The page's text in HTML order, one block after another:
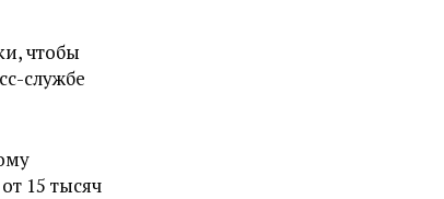
чтобы
службе
15 тысяч